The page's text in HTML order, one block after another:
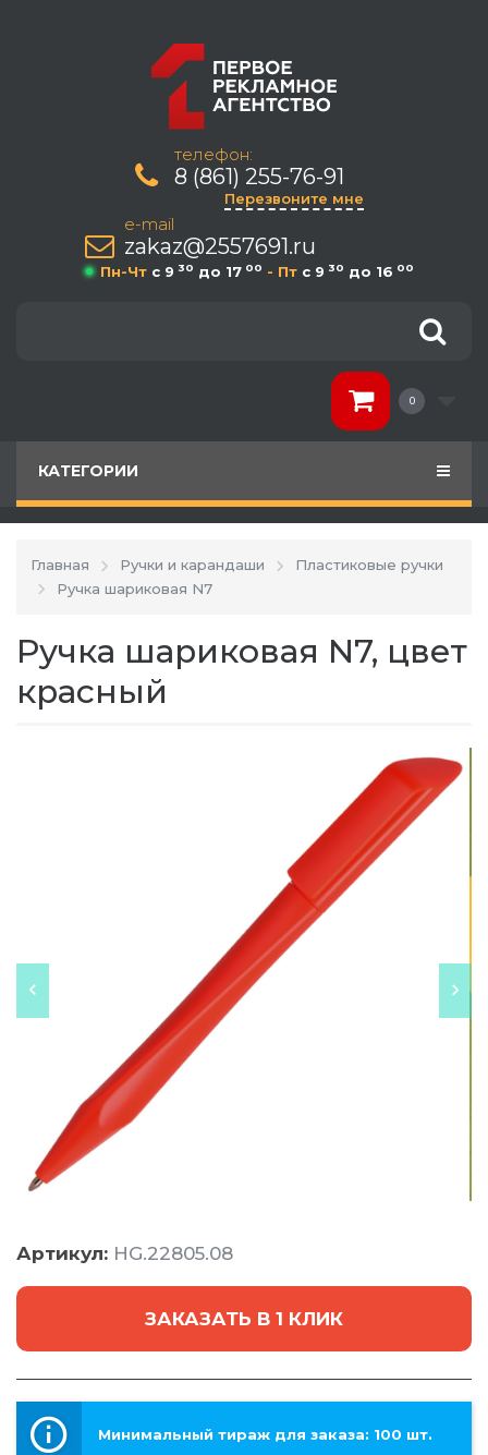
телефон:
8 (861) 255-76-91
Перезвоните мне
e-mail
zakaz@2557691.ru
Пн-Чт c 9 30 до 17 00 - Пт c 9 30 до 16 00
0
КАТЕГОРИИ
Главная Ручки и карандаши
Пластиковые ручки
Ручка шариковая N7
Ручка шариковая N7, цвет
красный
Артикул: HG.22805.08
ЗАКАЗАТЬ В 1 КЛИК
Минимальный тираж для заказа: 100 шт.